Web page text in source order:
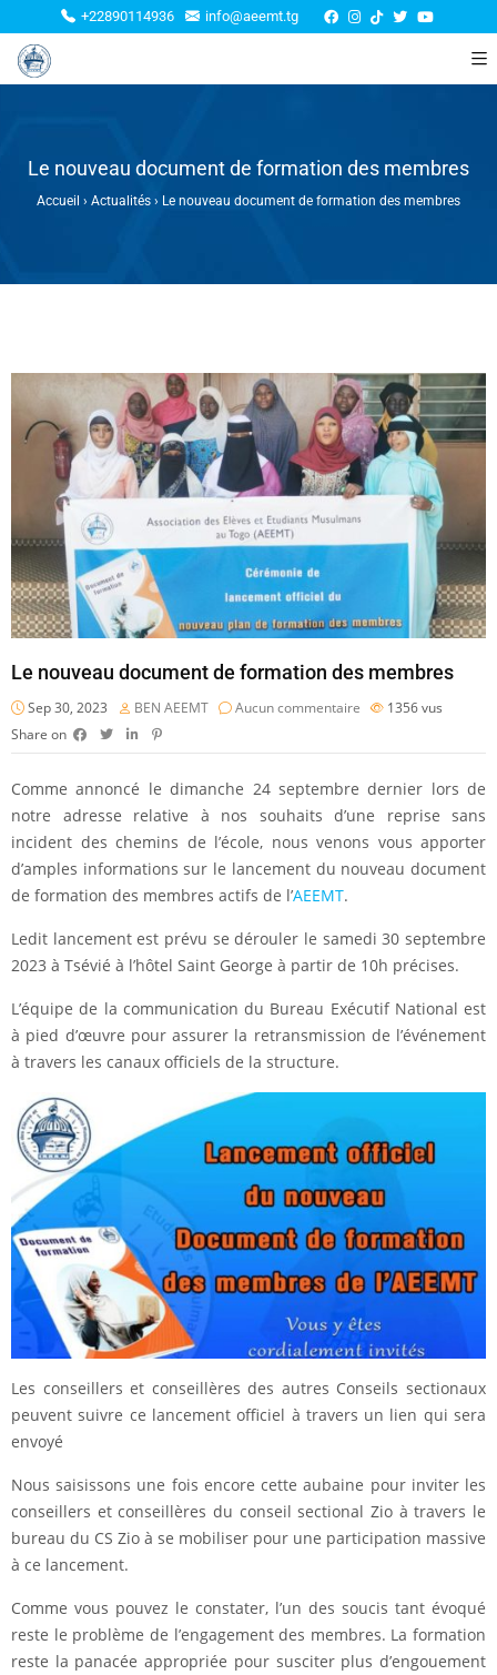
+22890114936 info@aeemt.tg
Le nouveau document de formation des membres
Accueil › Actualités › Le nouveau document de formation des membres
Le nouveau document de formation des membres
Sep 30, 2023 BEN AEEMT Aucun commentaire 1356vus
Share on
Comme annoncé le dimanche 24 septembre dernier lors de
notre adresse relative à nos souhaits d’une reprise sans
incident des chemins de l’école, nous venons vous apporter
d’amples informations sur le lancement du nouveau document
de formation des membres actifs de l’AEEMT.
Ledit lancement est prévu se dérouler le samedi 30 septembre
2023 à Tsévié à l’hôtel Saint George à partir de 10h précises.
L’équipe de la communication du Bureau Exécutif National est
à pied d’œuvre pour assurer la retransmission de l’événement
à travers les canaux officiels de la structure.
Les conseillers et conseillères des autres Conseils sectionaux
peuvent suivre ce lancement officiel à travers un lien qui sera
envoyé
Nous saisissons une fois encore cette aubaine pour inviter les
conseillers et conseillères du conseil sectional Zio à travers le
bureau du CS Zio à se mobiliser pour une participation massive
à ce lancement.
Comme vous pouvez le constater, l’un des soucis tant évoqué
reste le problème de l’engagement des membres. La formation
reste la panacée appropriée pour susciter plus d’engouement